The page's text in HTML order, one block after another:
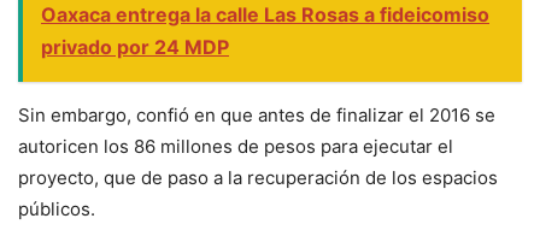
Oaxaca entrega la calle Las Rosas a fideicomiso
privado por 24 MDP
Sin embargo, confió en que antes de finalizar el 2016 se
autoricen los 86 millones de pesos para ejecutar el
proyecto, que de paso a la recuperación de los espacios
públicos.